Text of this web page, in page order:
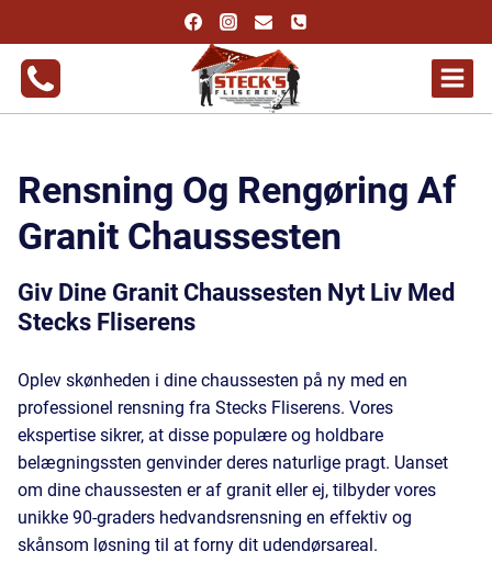
til
indhold
Rensning Og Rengøring Af
Granit Chaussesten
Giv Dine Granit Chaussesten Nyt Liv Med
Stecks Fliserens
Oplev skønheden i dine chaussesten på ny med en
professionel rensning fra Stecks Fliserens. Vores
ekspertise sikrer, at disse populære og holdbare
belægningssten genvinder deres naturlige pragt. Uanset
om dine chaussesten er af granit eller ej, tilbyder vores
unikke 90-graders hedvandsrensning en effektiv og
skånsom løsning til at forny dit udendørsareal.